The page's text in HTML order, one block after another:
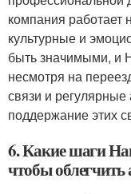
компания работает
культурные и
быть значимыми, и
несмотря на
связи и регулярные
поддержание этих
6. Какие шаги
чтобы